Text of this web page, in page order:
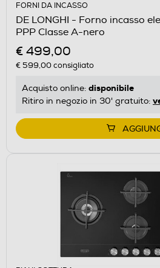
FORNI DA INCASSO
DE LONGHI - Forno incasso
PPP Classe A-nero
€ 499,00
€ 599,00consigliato
Acquisto online: disponibile
Ritiro in negozio in 30' gratuito: